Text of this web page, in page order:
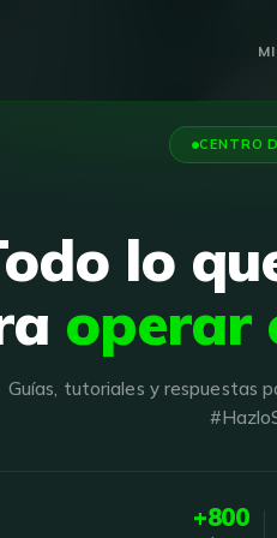
CENTRO
lo
operar
Guías, tutoriales y respuestas
+800